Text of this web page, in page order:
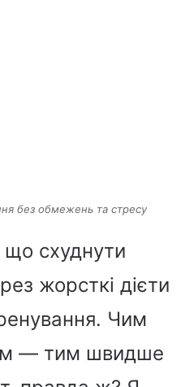
без обмежень та стресу
що схуднути
жорсткі дієти
Чим
— тим швидше